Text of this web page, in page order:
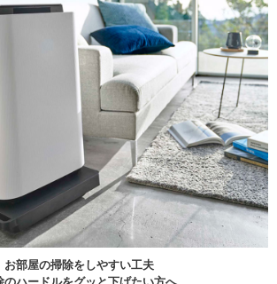
お部屋の掃除をしやすい工夫